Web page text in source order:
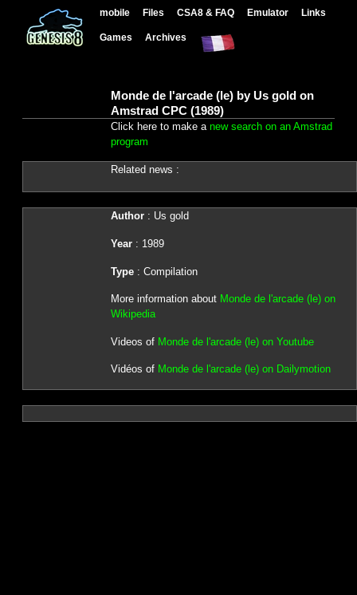
mobile Files CSA8 & FAQ Emulator Links
Games Archives
Monde de l'arcade (le) by Us gold on
Amstrad CPC (1989)
Click here to make a new search on an Amstrad
program
Related news :
Author: Us gold
Year: 1989
Type: Compilation
More information about Monde de l'arcade (le) on
Wikipedia
Videos of Monde de l'arcade (le) on Youtube
Vidéos of Monde de l'arcade (le) on Dailymotion